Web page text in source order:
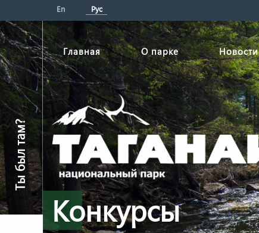
En Рус
Главная О парке Новости
Конкурсы
Ты был там?